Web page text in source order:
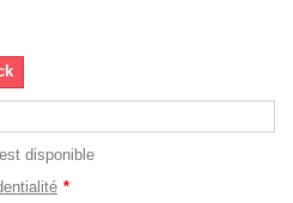
disponible
*